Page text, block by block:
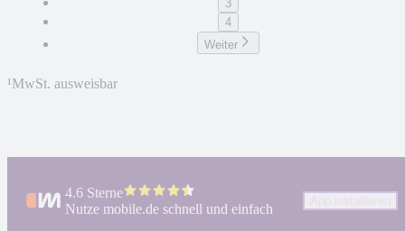
3
4
Weiter
¹MwSt. ausweisbar
4.6 Sterne
Nutze mobile.de schnell und einfach